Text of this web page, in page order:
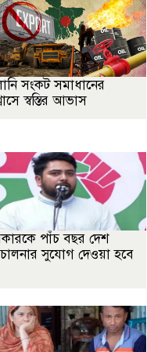
সংকট সমাধানের
স্বস্তির আভাস
পাঁচ বছর দেশ
সুযোগ দেওয়া হবে